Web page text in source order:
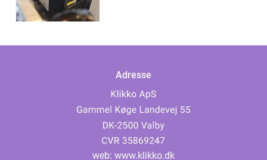
Adresse
web: www.klikko.dk